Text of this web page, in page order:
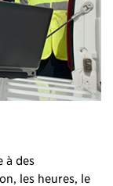
à des
les heures, le